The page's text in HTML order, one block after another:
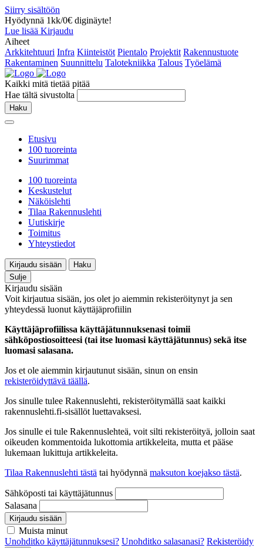
Siirry sisältöön
Hyödynnä 1kk/0€ diginäyte!
Lue lisää Kirjaudu
Aiheet
Arkkitehtuuri Infra Kiinteistöt Pientalo Projektit Rakennustuote
Rakentaminen Suunnittelu Talotekniikka Talous Työelämä
Kaikki mitä tietää pitää
Hae tältä sivustolta
Haku
Etusivu
100 tuoreinta
Suurimmat
100 tuoreinta
Keskustelut
Näköislehti
Tilaa Rakennuslehti
Uutiskirje
Toimitus
Yhteystiedot
Kirjaudu sisään
Haku
Sulje
Kirjaudu sisään
Voit kirjautua sisään, jos olet jo aiemmin rekisteröitynyt ja sen
yhteydessä luonut käyttäjäprofiilin
Käyttäjäprofiilissa käyttäjätunnuksenasi toimii
sähköpostiosoitteesi (tai itse luomasi käyttäjätunnus) sekä itse
luomasi salasana.
Jos et ole aiemmin kirjautunut sisään, sinun on ensin
rekisteröidyttävä täällä.
Jos sinulle tulee Rakennuslehti, rekisteröitymällä saat kaikki
rakennuslehti.fi-sisällöt luettavaksesi.
Jos sinulle ei tule Rakennuslehteä, voit silti rekisteröityä, jolloin saat
oikeuden kommentoida lukottomia artikkeleita, mutta et pääse
lukemaan lukittuja artikkeleita.
Tilaa Rakennuslehti tästä tai hyödynnä maksuton koejakso tästä.
Sähköposti tai käyttäjätunnus
Salasana
Kirjaudu sisään
Muista minut
Unohditko käyttäjätunnuksesi? Unohditko salasanasi? Rekisteröidy